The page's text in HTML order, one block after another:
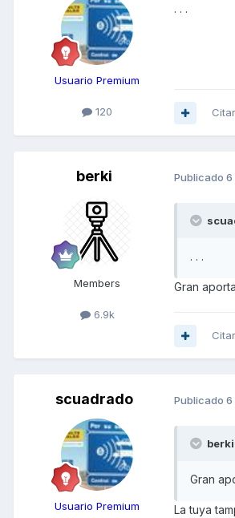
Usuario Premium
120
. . .
Citar
berki
Members
6.9k
Publicado 6
. . .
Gran
Citar
scuadrado
Usuario Premium
Publicado 6
Gran
La tuya